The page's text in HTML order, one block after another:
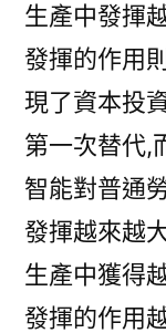
生產中發揮
發揮的作用
現了資本投
第一次替代,
智能對普通
發揮越來越
生產中獲得
發揮的作用